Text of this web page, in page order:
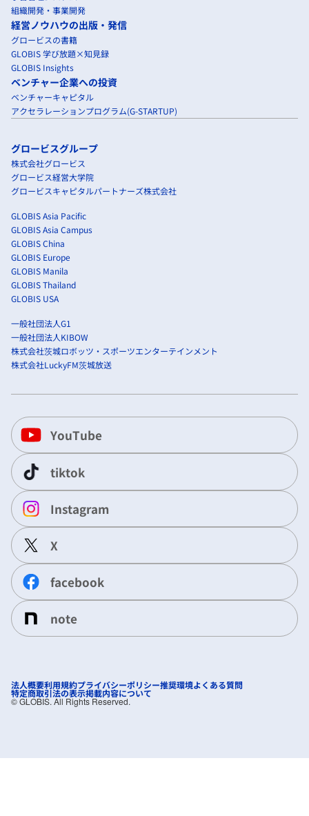
組織開発・事業開発
経営ノウハウの出版・発信
グロービスの書籍
GLOBIS 学び放題×知見録
GLOBIS Insights
ベンチャー企業への投資
ベンチャーキャピタル
アクセラレーションプログラム(G-STARTUP)
グロービスグループ
株式会社グロービス
グロービス経営大学院
グロービスキャピタルパートナーズ株式会社
GLOBIS Asia Pacific
GLOBIS Asia Campus
GLOBIS China
GLOBIS Europe
GLOBIS Manila
GLOBIS Thailand
GLOBIS USA
一般社団法人G1
一般社団法人KIBOW
株式会社茨城ロボッツ・スポーツエンターテインメント
株式会社LuckyFM茨城放送
YouTube
tiktok
Instagram
X
facebook
note
法人概要利用規約プライバシーポリシー推奨環境よくある質問
特定商取引法の表示掲載内容について
©︎ GLOBIS. All Rights Reserved.